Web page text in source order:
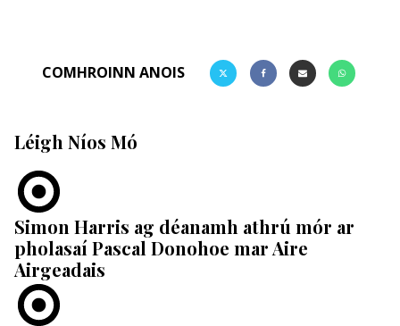
COMHROINN ANOIS
Léigh Níos Mó
Simon Harris ag déanamh athrú mór ar
pholasaí Pascal Donohoe mar Aire
Airgeadais